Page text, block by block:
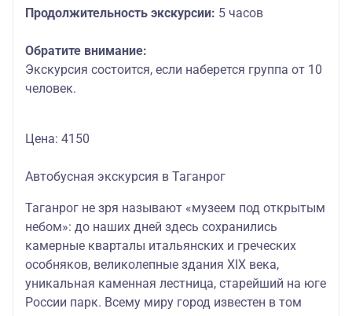
Продолжительность экскурсии: 5 часов
Обратите внимание:
Экскурсия состоится, если наберется группа от 10
человек.
Цена: 4150
Автобусная экскурсия в Таганрог
Таганрог не зря называют «музеем под открытым
небом»: до наших дней здесь сохранились
камерные кварталы итальянских и греческих
особняков, великолепные здания XIX века,
уникальная каменная лестница, старейший на юге
России парк. Всему миру город известен в том